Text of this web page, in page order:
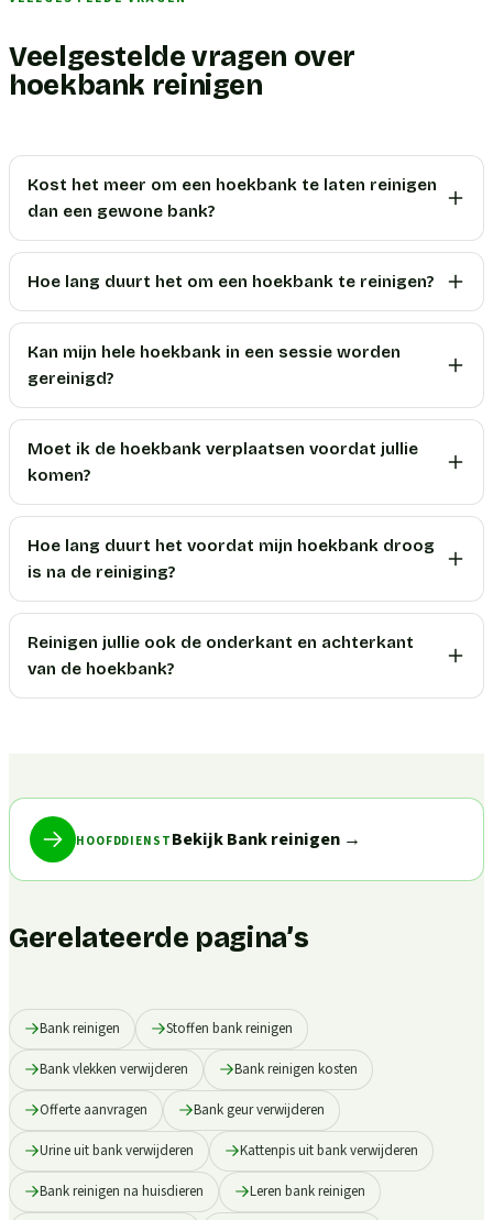
Veelgestelde vragen over
hoekbank reinigen
Kost het meer om een hoekbank te laten reinigen
dan een gewone bank?
Hoe lang duurt het om een hoekbank te reinigen?
Kan mijn hele hoekbank in een sessie worden
gereinigd?
Moet ik de hoekbank verplaatsen voordat jullie
komen?
Hoe lang duurt het voordat mijn hoekbank droog
is na de reiniging?
Reinigen jullie ook de onderkant en achterkant
van de hoekbank?
HOOFDDIENST Bekijk Bank reinigen→
Gerelateerde pagina’s
Bank reinigen Stoffen bank reinigen
Bank vlekken verwijderen Bank reinigen kosten
Offerte aanvragen Bank geur verwijderen
Urine uit bank verwijderen Kattenpis uit bank verwijderen
Bank reinigen na huisdieren Leren bank reinigen